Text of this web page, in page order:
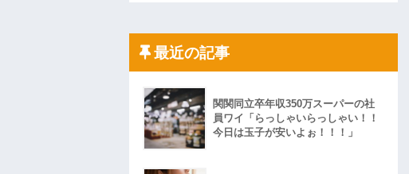
最近の記事
関関同立卒年収350万スーパーの社
員ワイ「らっしゃいらっしゃい！！
今日は玉子が安いよぉ！！！」